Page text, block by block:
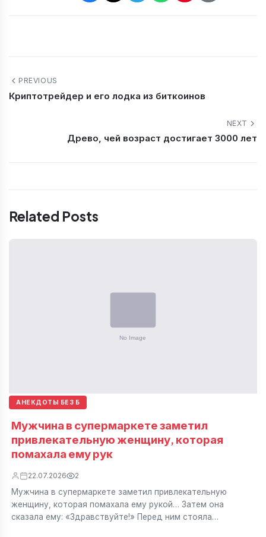
PREVIOUS
Криптотрейдер и его лодка из биткоинов
NEXT
Древо, чей возраст достигает 3000 лет
Related Posts
АНЕКДОТЫ БЕЗ Б
Мужчина в супермаркете заметил
привлекательную женщину, которая
помахала ему рук
22.07.2026 2
Мужчина в супермаркете заметил привлекательную
женщину, которая помахала ему рукой… Затем она
сказала ему: «Здравствуйте!» Перед ним стояла…